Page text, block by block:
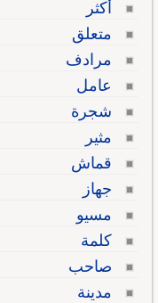
أكثر
متعلق
مرادف
عامل
شجرة
مثير
قماش
جهاز
مسيو
كلمة
صاحب
مدينة